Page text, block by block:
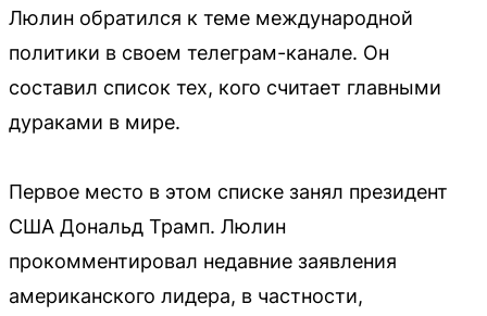
Люлин обратился к теме международной
политики в своем телеграм-канале. Он
составил список тех, кого считает главными
дураками в мире.
Первое место в этом списке занял президент
США Дональд Трамп. Люлин
прокомментировал недавние заявления
американского лидера, в частности,